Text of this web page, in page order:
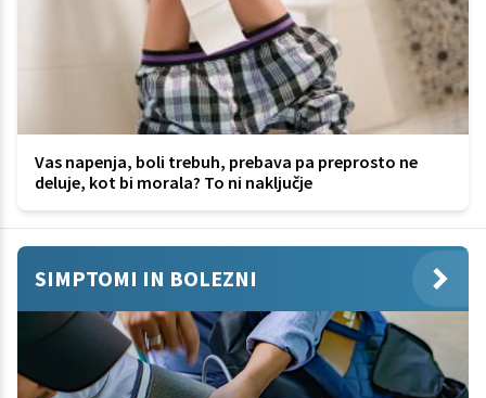
Vas napenja, boli trebuh, prebava pa preprosto ne
deluje, kot bi morala? To ni naključje
SIMPTOMI IN BOLEZNI